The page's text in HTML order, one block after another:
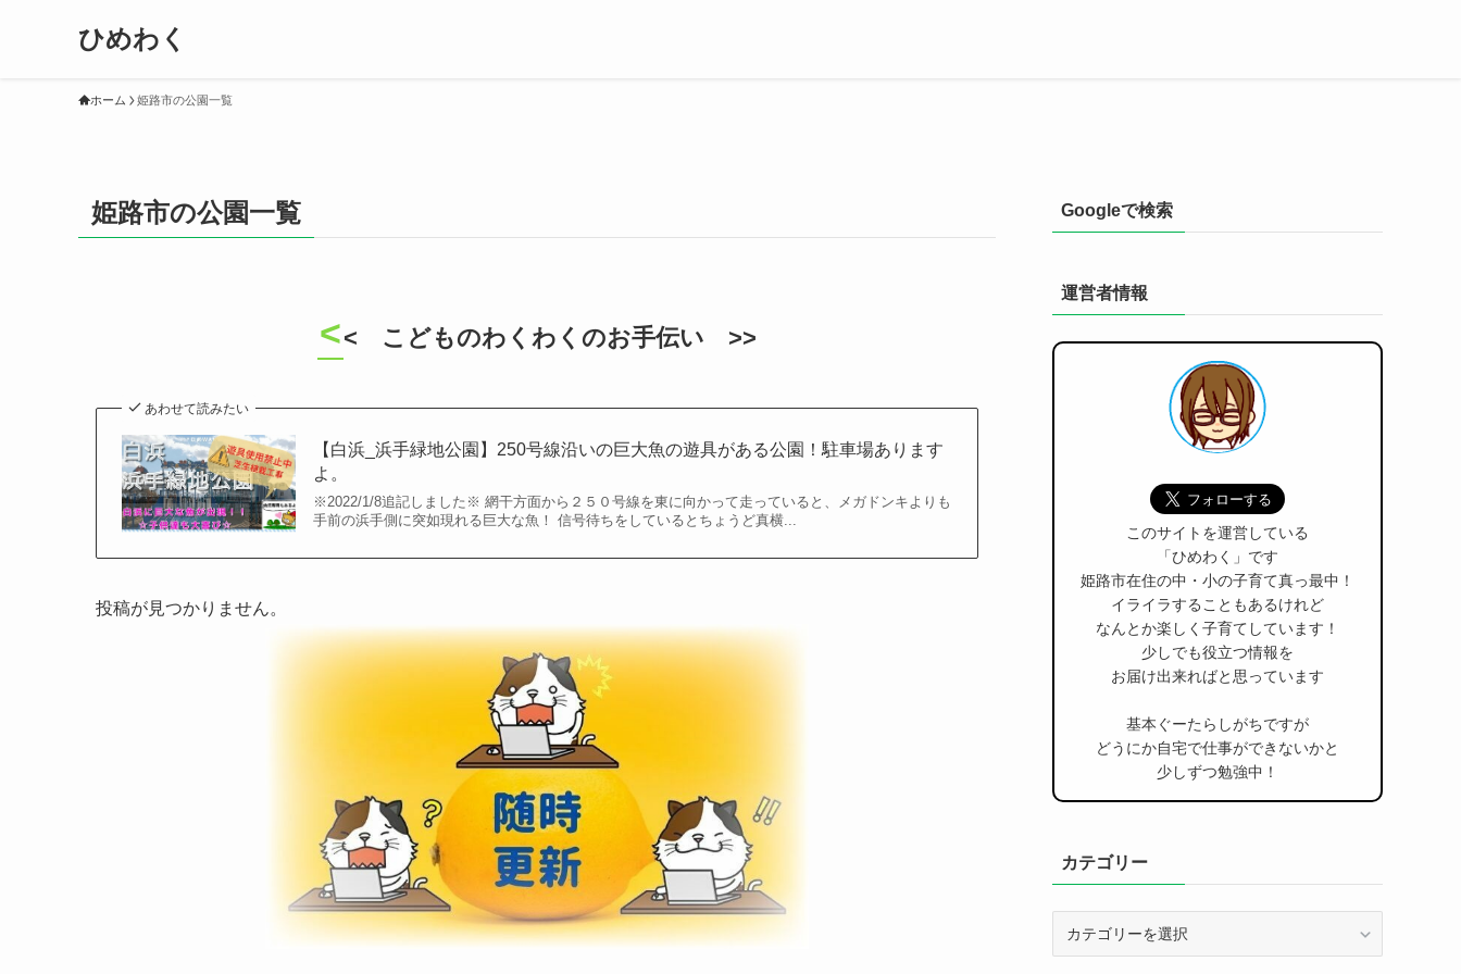
ひめわく
ホーム 姫路市の公園一覧
姫路市の公園一覧
<< こどものわくわくのお手伝い >>
あわせて読みたい
【白浜_浜手緑地公園】250号線沿いの巨大魚の遊具がある公園！駐車場あります
よ。
※2022/1/8追記しました※ 網干方面から２５０号線を東に向かって走っていると、メガドンキよりも
手前の浜手側に突如現れる巨大な魚！ 信号待ちをしているとちょうど真横...
投稿が見つかりません。
Googleで検索
運営者情報
このサイトを運営している
「ひめわく」です
姫路市在住の中・小の子育て真っ最中！
イライラすることもあるけれど
なんとか楽しく子育てしています！
少しでも役立つ情報を
お届け出来ればと思っています
基本ぐーたらしがちですが
どうにか自宅で仕事ができないかと
少しずつ勉強中！
カテゴリー